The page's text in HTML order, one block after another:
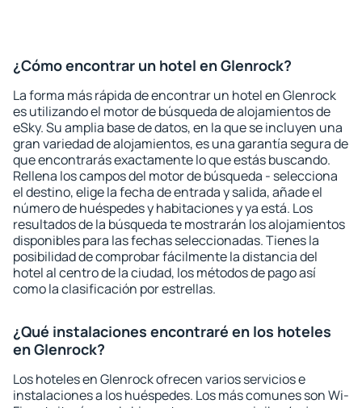
¿Cómo encontrar un hotel en Glenrock?
La forma más rápida de encontrar un hotel en Glenrock
es utilizando el motor de búsqueda de alojamientos de
eSky. Su amplia base de datos, en la que se incluyen una
gran variedad de alojamientos, es una garantía segura de
que encontrarás exactamente lo que estás buscando.
Rellena los campos del motor de búsqueda - selecciona
el destino, elige la fecha de entrada y salida, añade el
número de huéspedes y habitaciones y ya está. Los
resultados de la búsqueda te mostrarán los alojamientos
disponibles para las fechas seleccionadas. Tienes la
posibilidad de comprobar fácilmente la distancia del
hotel al centro de la ciudad, los métodos de pago así
como la clasificación por estrellas.
¿Qué instalaciones encontraré en los hoteles
en Glenrock?
Los hoteles en Glenrock ofrecen varios servicios e
instalaciones a los huéspedes. Los más comunes son Wi-